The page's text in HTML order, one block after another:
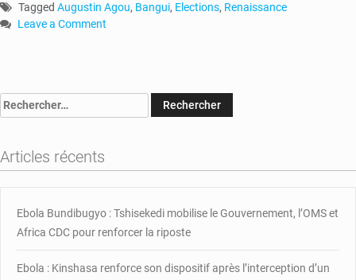
Tagged Augustin Agou, Bangui, Elections, Renaissance
Leave a Comment
La
à
Bangui
Rechercher :
Articles récents
Ebola Bundibugyo : Tshisekedi mobilise le Gouvernement, l’OMS et
Africa CDC pour renforcer la riposte
Ebola : Kinshasa renforce son dispositif après l’interception d’un